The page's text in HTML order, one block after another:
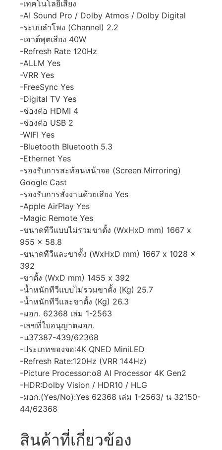
-เทคโนโลยีเสียง
-AI Sound Pro / Dolby Atmos / Dolby Digital
-ระบบลำโพง (Channel) 2.2
-เอาต์พุตเสียง 40W
-Refresh Rate 120Hz
-ALLM Yes
-VRR Yes
-FreeSync Yes
-Digital TV Yes
-ช่องต่อ HDMI 4
-ช่องต่อ USB 2
-WIFI Yes
-Bluetooth Bluetooth 5.3
-Ethernet Yes
-รองรับการสะท้อนหน้าจอ (Screen Mirroring)
Google Cast
-รองรับการสั่งงานด้วยเสียง Yes
-Apple AirPlay Yes
-Magic Remote Yes
-ขนาดทีวีแบบไม่รวมขาตั้ง (WxHxD mm) 1667 x
955 x 58.8
-ขนาดทีวีและขาตั้ง (WxHxD mm) 1667 x 1028 x
392
-ขาตั้ง (WxD mm) 1455 x 392
-น้ำหนักทีวีแบบไม่รวมขาตั้ง (Kg) 25.7
-น้ำหนักทีวีและขาตั้ง (Kg) 26.3
-มอก. 62368 เล่ม 1-2563
-เลขที่ใบอนุญาตมอก.
-น37387-439/62368
-ประเภทของจอ:4K QNED MiniLED
-Refresh Rate:120Hz (VRR 144Hz)
-Picture Processor:α8 AI Processor 4K Gen2
-HDR:Dolby Vision / HDR10 / HLG
-มอก.(Yes/No):Yes 62368 เล่ม 1-2563/ น 32150-
44/62368
สินค้าที่เกี่ยวข้อง